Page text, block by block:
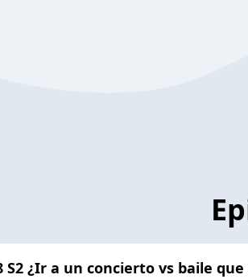
S2 ¿Ir a un concierto vs baile